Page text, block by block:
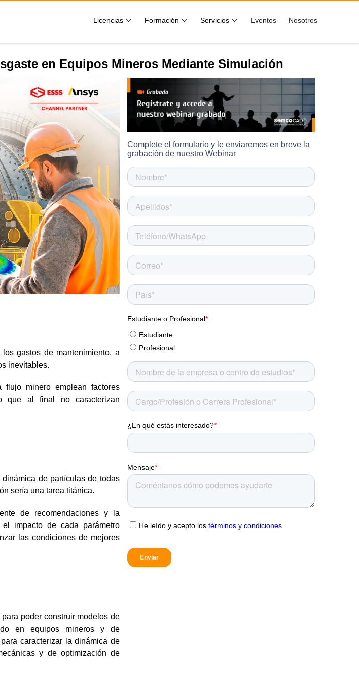
Licencias Formación Servicios Eventos Nosotros
en Equipos Mineros Mediante Simulación
gastos de mantenimiento, a
inevitables.
minero emplean factores
que al final no caracterizan
de partículas de todas
sería una tarea titánica.
de recomendaciones y la
impacto de cada parámetro
las condiciones de mejores
poder construir modelos de
en equipos mineros y de
caracterizar la dinámica de
y de optimización de